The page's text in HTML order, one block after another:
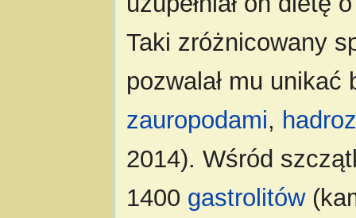
Taki zróżnicowany
pozwalał mu
zauropodami,
2014). Wśród
1400 gastrolitów